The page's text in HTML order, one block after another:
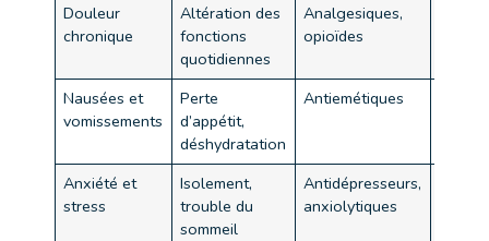
Douleur
chronique
Altération des
fonctions
quotidiennes
Analgesiques,
opioïdes
Nausées et
vomissements
Perte
d’appétit,
déshydratation
Antiemétiques
Anxiété et
stress
Isolement,
trouble du
sommeil
Antidépresseurs,
anxiolytiques